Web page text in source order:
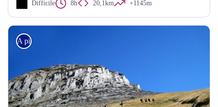
Difficile 8h 20,1km +1145m
A piedi